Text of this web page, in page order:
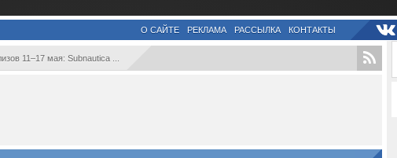
О САЙТЕ РЕКЛАМА РАССЫЛКА КОНТАКТЫ
11–17 мая: Subnautica ...